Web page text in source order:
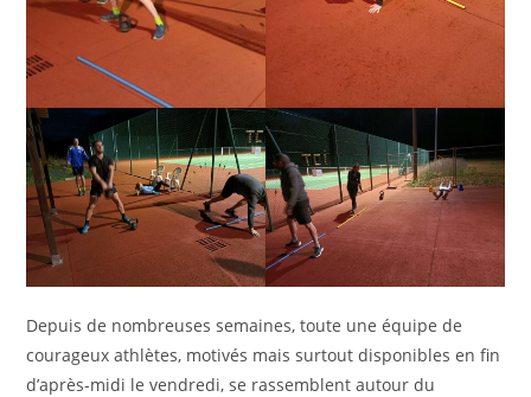
Depuis de nombreuses semaines, toute une équipe de
courageux athlètes, motivés mais surtout disponibles en fin
d’après-midi le vendredi, se rassemblent autour du